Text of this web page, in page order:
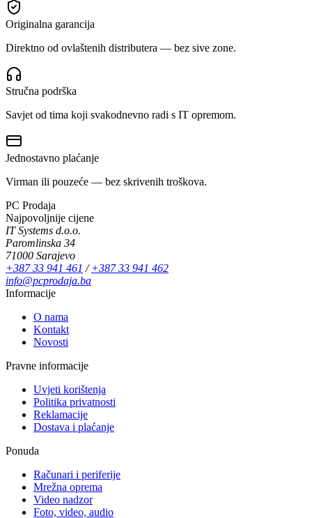
Originalna garancija
Direktno od ovlaštenih distributera — bez sive zone.
Stručna podrška
Savjet od tima koji svakodnevno radi s IT opremom.
Jednostavno plaćanje
Virman ili pouzeće — bez skrivenih troškova.
PC Prodaja
Najpovoljnije cijene
IT Systems d.o.o.
Paromlinska 34
71000 Sarajevo
+387 33 941 461 /+387 33 941 462
info@pcprodaja.ba
Informacije
O nama
Kontakt
Novosti
Pravne informacije
Uvjeti korištenja
Politika privatnosti
Reklamacije
Dostava i plaćanje
Ponuda
Računari i periferije
Mrežna oprema
Video nadzor
Foto, video, audio